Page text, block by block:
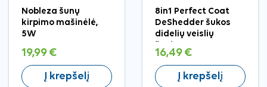
Nobleza šunų
kirpimo mašinėlė,
5W
19,99 €
Į krepšelį
8in1 Perfect Coat
DeShedder šukos
didelių veislių
16,49 €
Į krepšelį